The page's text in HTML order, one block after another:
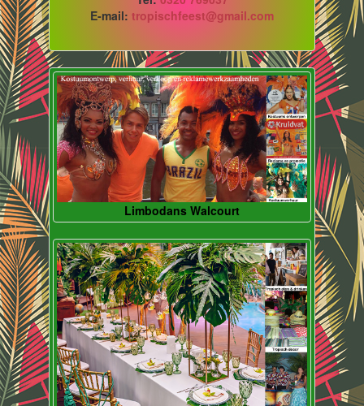
E-mail: tropischfeest@gmail.com
Limbodans Walcourt